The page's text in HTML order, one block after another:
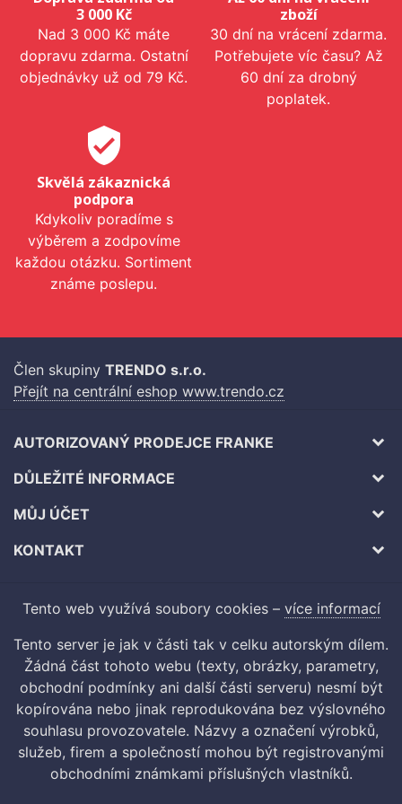
3 000 Kč
Nad 3 000 Kč máte
dopravu zdarma. Ostatní
objednávky už od 79 Kč.
zboží
30 dní na vrácení zdarma.
Potřebujete víc času? Až
60 dní za drobný
poplatek.
verified_user
Skvělá zákaznická
podpora
Kdykoliv poradíme s
výběrem a zodpovíme
každou otázku. Sortiment
známe poslepu.
Člen skupiny TRENDO s.r.o.
Přejít na centrální eshop www.trendo.cz
AUTORIZOVANÝ PRODEJCE FRANKE
DŮLEŽITÉ INFORMACE
MŮJ ÚČET
KONTAKT
Tento web využívá soubory cookies – více informací
Tento server je jak v části tak v celku autorským dílem.
Žádná část tohoto webu (texty, obrázky, parametry,
obchodní podmínky ani další části serveru) nesmí být
kopírována nebo jinak reprodukována bez výslovného
souhlasu provozovatele. Názvy a označení výrobků,
služeb, firem a společností mohou být registrovanými
obchodními známkami příslušných vlastníků.